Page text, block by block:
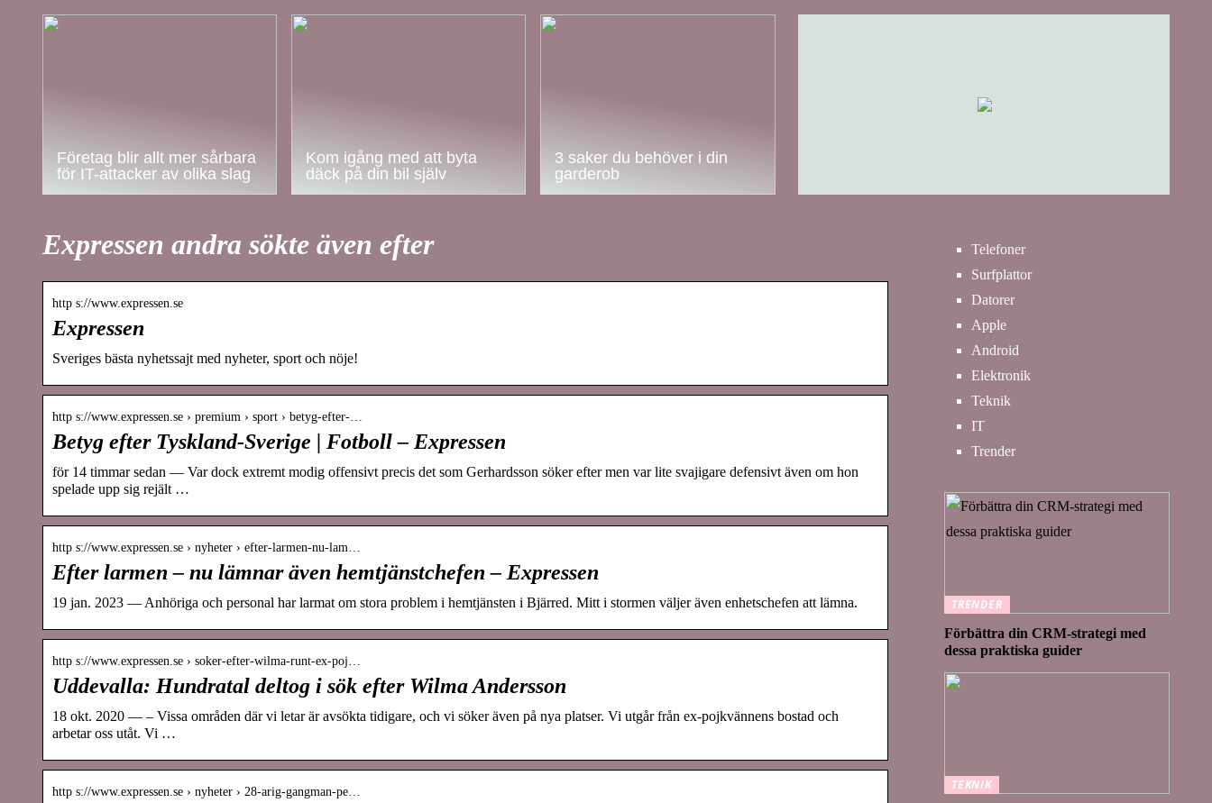
Företag blir allt mer sårbara
för IT-attacker av olika slag
Kom igång med att byta
däck på din bil själv
3 saker du behöver i din
garderob
Expressen andra sökte även efter
http s://www.expressen.se
Expressen
Sveriges bästa nyhetssajt med nyheter, sport och nöje!
http s://www.expressen.se › premium › sport › betyg-efter-…
Betyg efter Tyskland-Sverige | Fotboll – Expressen
för 14 timmar sedan — Var dock extremt modig offensivt precis det som Gerhardsson söker efter men var lite svajigare defensivt även om hon
spelade upp sig rejält …
http s://www.expressen.se › nyheter › efter-larmen-nu-lam…
Efter larmen – nu lämnar även hemtjänstchefen – Expressen
19 jan. 2023 — Anhöriga och personal har larmat om stora problem i hemtjänsten i Bjärred. Mitt i stormen väljer även enhetschefen att lämna.
http s://www.expressen.se › soker-efter-wilma-runt-ex-poj…
Uddevalla: Hundratal deltog i sök efter Wilma Andersson
18 okt. 2020 — – Vissa områden där vi letar är avsökta tidigare, och vi söker även på nya platser. Vi utgår från ex-pojkvännens bostad och
arbetar oss utåt. Vi …
http s://www.expressen.se › nyheter › 28-arig-gangman-pe…
Telefoner
Surfplattor
Datorer
Apple
Android
Elektronik
Teknik
IT
Trender
TRENDER
Förbättra din CRM-strategi med
dessa praktiska guider
TEKNIK